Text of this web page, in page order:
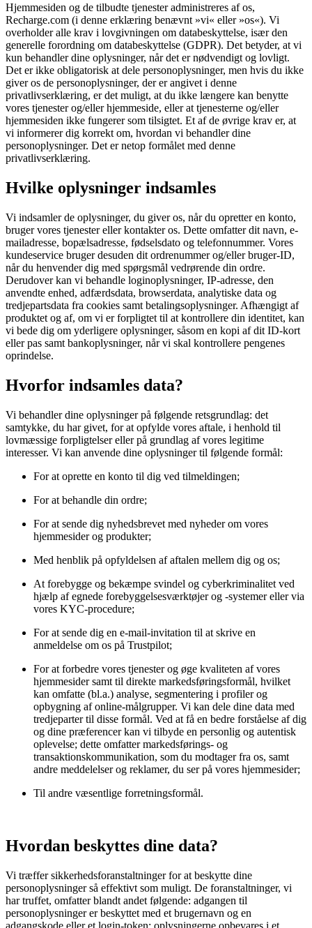
Hjemmesiden og de tilbudte tjenester administreres af os,
Recharge.com (i denne erklæring benævnt »vi« eller »os«). Vi
overholder alle krav i lovgivningen om databeskyttelse, især den
generelle forordning om databeskyttelse (GDPR). Det betyder, at vi
kun behandler dine oplysninger, når det er nødvendigt og lovligt.
Det er ikke obligatorisk at dele personoplysninger, men hvis du ikke
giver os de personoplysninger, der er angivet i denne
privatlivserklæring, er det muligt, at du ikke længere kan benytte
vores tjenester og/eller hjemmeside, eller at tjenesterne og/eller
hjemmesiden ikke fungerer som tilsigtet. Et af de øvrige krav er, at
vi informerer dig korrekt om, hvordan vi behandler dine
personoplysninger. Det er netop formålet med denne
privatlivserklæring.
Hvilke oplysninger indsamles
Vi indsamler de oplysninger, du giver os, når du opretter en konto,
bruger vores tjenester eller kontakter os. Dette omfatter dit navn, e-
mailadresse, bopælsadresse, fødselsdato og telefonnummer. Vores
kundeservice bruger desuden dit ordrenummer og/eller bruger-ID,
når du henvender dig med spørgsmål vedrørende din ordre.
Derudover kan vi behandle loginoplysninger, IP-adresse, den
anvendte enhed, adfærdsdata, browserdata, analytiske data og
tredjepartsdata fra cookies samt betalingsoplysninger. Afhængigt af
produktet og af, om vi er forpligtet til at kontrollere din identitet, kan
vi bede dig om yderligere oplysninger, såsom en kopi af dit ID-kort
eller pas samt bankoplysninger, når vi skal kontrollere pengenes
oprindelse.
Hvorfor indsamles data?
Vi behandler dine oplysninger på følgende retsgrundlag: det
samtykke, du har givet, for at opfylde vores aftale, i henhold til
lovmæssige forpligtelser eller på grundlag af vores legitime
interesser. Vi kan anvende dine oplysninger til følgende formål:
For at oprette en konto til dig ved tilmeldingen;
For at behandle din ordre;
For at sende dig nyhedsbrevet med nyheder om vores
hjemmesider og produkter;
Med henblik på opfyldelsen af aftalen mellem dig og os;
At forebygge og bekæmpe svindel og cyberkriminalitet ved
hjælp af egnede forebyggelsesværktøjer og -systemer eller via
vores KYC-procedure;
For at sende dig en e-mail-invitation til at skrive en
anmeldelse om os på Trustpilot;
For at forbedre vores tjenester og øge kvaliteten af vores
hjemmesider samt til direkte markedsføringsformål, hvilket
kan omfatte (bl.a.) analyse, segmentering i profiler og
opbygning af online-målgrupper. Vi kan dele dine data med
tredjeparter til disse formål. Ved at få en bedre forståelse af dig
og dine præferencer kan vi tilbyde en personlig og autentisk
oplevelse; dette omfatter markedsførings- og
transaktionskommunikation, som du modtager fra os, samt
andre meddelelser og reklamer, du ser på vores hjemmesider;
Til andre væsentlige forretningsformål.
Hvordan beskyttes dine data?
Vi træffer sikkerhedsforanstaltninger for at beskytte dine
personoplysninger så effektivt som muligt. De foranstaltninger, vi
har truffet, omfatter blandt andet følgende: adgangen til
personoplysninger er beskyttet med et brugernavn og en